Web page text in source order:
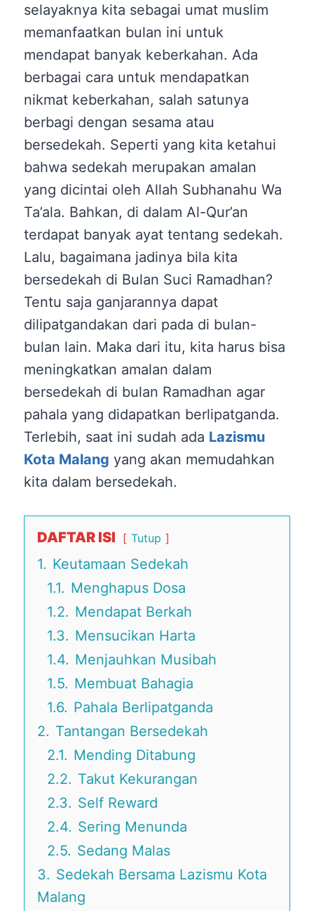
selayaknya kita sebagai umat muslim
memanfaatkan bulan ini untuk
mendapat banyak keberkahan. Ada
berbagai cara untuk mendapatkan
nikmat keberkahan, salah satunya
berbagi dengan sesama atau
bersedekah. Seperti yang kita ketahui
bahwa sedekah merupakan amalan
yang dicintai oleh Allah Subhanahu Wa
Ta’ala. Bahkan, di dalam Al-Qur’an
terdapat banyak ayat tentang sedekah.
Lalu, bagaimana jadinya bila kita
bersedekah di Bulan Suci Ramadhan?
Tentu saja ganjarannya dapat
dilipatgandakan dari pada di bulan-
bulan lain. Maka dari itu, kita harus bisa
meningkatkan amalan dalam
bersedekah di bulan Ramadhan agar
pahala yang didapatkan berlipatganda.
Terlebih, saat ini sudah ada Lazismu
Kota Malang yang akan memudahkan
kita dalam bersedekah.
DAFTAR ISI Tutup
1. Keutamaan Sedekah
1.1. Menghapus Dosa
1.2. Mendapat Berkah
1.3. Mensucikan Harta
1.4. Menjauhkan Musibah
1.5. Membuat Bahagia
1.6. Pahala Berlipatganda
2. Tantangan Bersedekah
2.1. Mending Ditabung
2.2. Takut Kekurangan
2.3. Self Reward
2.4. Sering Menunda
2.5. Sedang Malas
3. Sedekah Bersama Lazismu Kota
Malang